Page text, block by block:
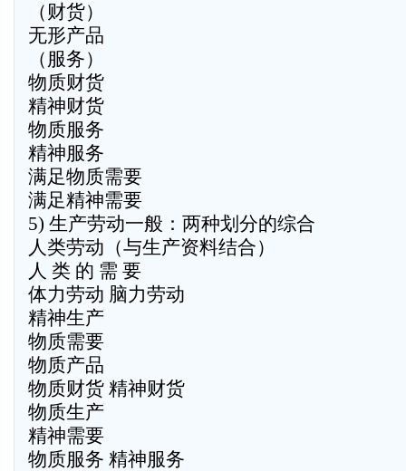
（财货）
无形产品
（服务）
物质财货
精神财货
物质服务
精神服务
满足物质需要
满足精神需要
5) 生产劳动一般：两种划分的综合
人类劳动（与生产资料结合）
人 类 的 需 要
体力劳动 脑力劳动
精神生产
物质需要
物质产品
物质财货 精神财货
物质生产
精神需要
物质服务 精神服务